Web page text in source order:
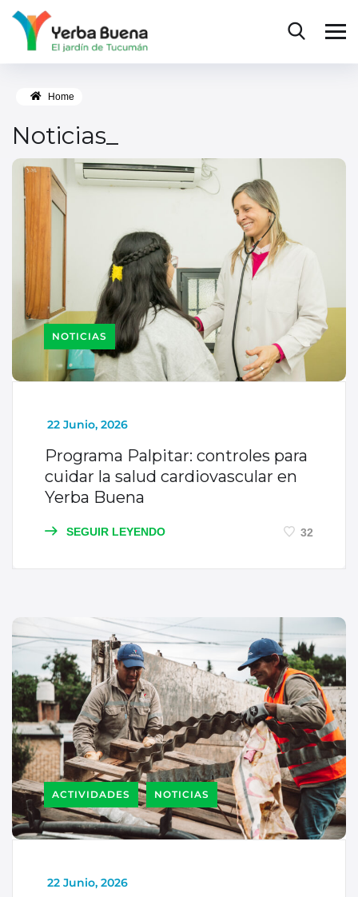
Home
Noticias_
NOTICIAS
_
22 Junio, 2026
Programa Palpitar: controles para
cuidar la salud cardiovascular en
Yerba Buena
SEGUIR LEYENDO 32
ACTIVIDADES NOTICIAS
_
22 Junio, 2026